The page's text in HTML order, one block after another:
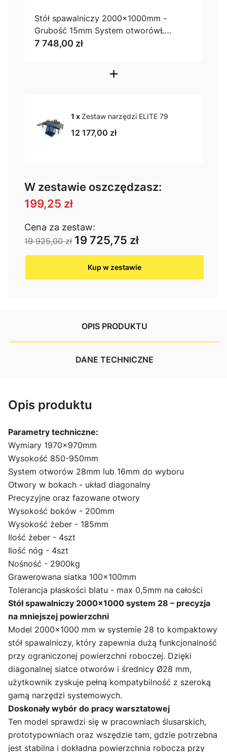
Stół spawalniczy 2000x1000mm -
Grubość 15mm System otworówŁ
Diagonalny
7 748,00 zł
+
1 xZestaw narzędzi ELITE 79
12 177,00 zł
W zestawie oszczędzasz:
199,25 zł
Cena za zestaw:
19 925,00 zł 19 725,75 zł
Kup w zestawie
OPIS PRODUKTU
DANE TECHNICZNE
Opis produktu
Parametry techniczne:
Wymiary 1970x970mm
Wysokość 850-950mm
System otworów 28mm lub 16mm do wyboru
Otwory w bokach - układ diagonalny
Precyzyjne oraz fazowane otwory
Wysokość boków - 200mm
Wysokość żeber - 185mm
Ilość żeber - 4szt
Ilość nóg - 4szt
Nośność - 2900kg
Grawerowana siatka 100x100mm
Tolerancja płaskości blatu - max 0,5mm na całości
Stół spawalniczy 2000×1000 system 28 – precyzja
na mniejszej powierzchni
Model 2000×1000 mm w systemie 28 to kompaktowy
stół spawalniczy, który zapewnia dużą funkcjonalność
przy ograniczonej powierzchni roboczej. Dzięki
diagonalnej siatce otworów i średnicy Ø28 mm,
użytkownik zyskuje pełną kompatybilność z szeroką
gamą narzędzi systemowych.
Doskonały wybór do pracy warsztatowej
Ten model sprawdzi się w pracowniach ślusarskich,
prototypowniach oraz wszędzie tam, gdzie potrzebna
jest stabilna i dokładna powierzchnia robocza przy